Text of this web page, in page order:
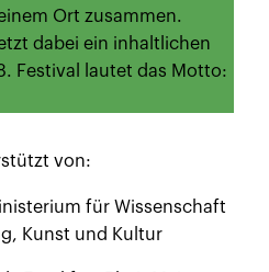
Ort zusammen.
dabei ein inhaltlichen
Festival lautet das Motto:
von: